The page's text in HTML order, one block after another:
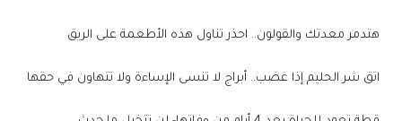
هتدمر معدتك والقولون.. احذر تناول هذه الأطعمة على الريق
اتق شر الحليم إذا غضب.. أبراج لا تنسى الإساءة ولا تتهاون في حقها